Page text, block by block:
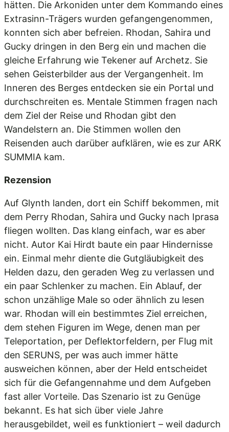
hätten. Die Arkoniden unter dem Kommando eines
Extrasinn-Trägers wurden gefangengenommen,
konnten sich aber befreien. Rhodan, Sahira und
Gucky dringen in den Berg ein und machen die
gleiche Erfahrung wie Tekener auf Archetz. Sie
sehen Geisterbilder aus der Vergangenheit. Im
Inneren des Berges entdecken sie ein Portal und
durchschreiten es. Mentale Stimmen fragen nach
dem Ziel der Reise und Rhodan gibt den
Wandelstern an. Die Stimmen wollen den
Reisenden auch darüber aufklären, wie es zur ARK
SUMMIA kam.
Rezension
Auf Glynth landen, dort ein Schiff bekommen, mit
dem Perry Rhodan, Sahira und Gucky nach Iprasa
fliegen wollten. Das klang einfach, war es aber
nicht. Autor Kai Hirdt baute ein paar Hindernisse
ein. Einmal mehr diente die Gutgläubigkeit des
Helden dazu, den geraden Weg zu verlassen und
ein paar Schlenker zu machen. Ein Ablauf, der
schon unzählige Male so oder ähnlich zu lesen
war. Rhodan will ein bestimmtes Ziel erreichen,
dem stehen Figuren im Wege, denen man per
Teleportation, per Deflektorfeldern, per Flug mit
den SERUNS, per was auch immer hätte
ausweichen können, aber der Held entscheidet
sich für die Gefangennahme und dem Aufgeben
fast aller Vorteile. Das Szenario ist zu Genüge
bekannt. Es hat sich über viele Jahre
herausgebildet, weil es funktioniert – weil dadurch